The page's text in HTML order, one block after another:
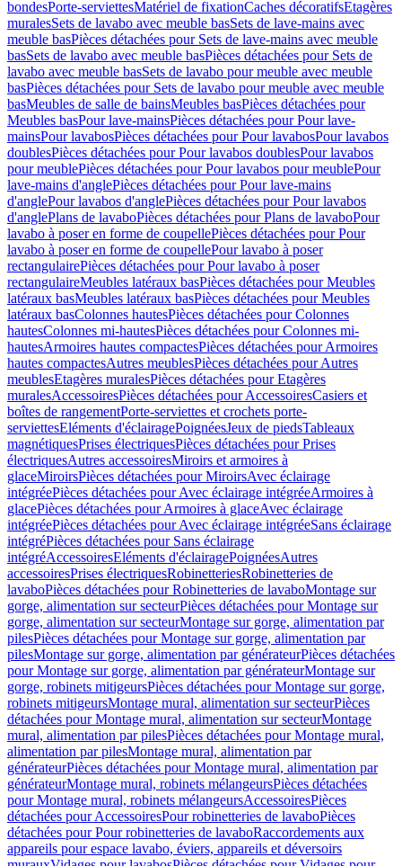
bondesPorte-serviettesMatériel de fixationCaches décoratifsEtagères
muralesSets de lavabo avec meuble basSets de lave-mains avec
meuble basPièces détachées pour Sets de lave-mains avec meuble
basSets de lavabo avec meuble basPièces détachées pour Sets de
lavabo avec meuble basSets de lavabo pour meuble avec meuble
basPièces détachées pour Sets de lavabo pour meuble avec meuble
basMeubles de salle de bainsMeubles basPièces détachées pour
Meubles basPour lave-mainsPièces détachées pour Pour lave-
mainsPour lavabosPièces détachées pour Pour lavabosPour lavabos
doublesPièces détachées pour Pour lavabos doublesPour lavabos
pour meublePièces détachées pour Pour lavabos pour meublePour
lave-mains d'anglePièces détachées pour Pour lave-mains
d'anglePour lavabos d'anglePièces détachées pour Pour lavabos
d'anglePlans de lavaboPièces détachées pour Plans de lavaboPour
lavabo à poser en forme de coupellePièces détachées pour Pour
lavabo à poser en forme de coupellePour lavabo à poser
rectangulairePièces détachées pour Pour lavabo à poser
rectangulaireMeubles latéraux basPièces détachées pour Meubles
latéraux basMeubles latéraux basPièces détachées pour Meubles
latéraux basColonnes hautesPièces détachées pour Colonnes
hautesColonnes mi-hautesPièces détachées pour Colonnes mi-
hautesArmoires hautes compactesPièces détachées pour Armoires
hautes compactesAutres meublesPièces détachées pour Autres
meublesEtagères muralesPièces détachées pour Etagères
muralesAccessoiresPièces détachées pour AccessoiresCasiers et
boîtes de rangementPorte-serviettes et crochets porte-
serviettesEléments d'éclairagePoignéesJeux de piedsTableaux
magnétiquesPrises électriquesPièces détachées pour Prises
électriquesAutres accessoiresMiroirs et armoires à
glaceMiroirsPièces détachées pour MiroirsAvec éclairage
intégréePièces détachées pour Avec éclairage intégréeArmoires à
glacePièces détachées pour Armoires à glaceAvec éclairage
intégréePièces détachées pour Avec éclairage intégréeSans éclairage
intégréPièces détachées pour Sans éclairage
intégréAccessoiresEléments d'éclairagePoignéesAutres
accessoiresPrises électriquesRobinetteriesRobinetteries de
lavaboPièces détachées pour Robinetteries de lavaboMontage sur
gorge, alimentation sur secteurPièces détachées pour Montage sur
gorge, alimentation sur secteurMontage sur gorge, alimentation par
pilesPièces détachées pour Montage sur gorge, alimentation par
pilesMontage sur gorge, alimentation par générateurPièces détachées
pour Montage sur gorge, alimentation par générateurMontage sur
gorge, robinets mitigeursPièces détachées pour Montage sur gorge,
robinets mitigeursMontage mural, alimentation sur secteurPièces
détachées pour Montage mural, alimentation sur secteurMontage
mural, alimentation par pilesPièces détachées pour Montage mural,
alimentation par pilesMontage mural, alimentation par
générateurPièces détachées pour Montage mural, alimentation par
générateurMontage mural, robinets mélangeursPièces détachées
pour Montage mural, robinets mélangeursAccessoiresPièces
détachées pour AccessoiresPour robinetteries de lavaboPièces
détachées pour Pour robinetteries de lavaboRaccordements aux
appareils pour espace lavabo, éviers, appareils et déversoirs